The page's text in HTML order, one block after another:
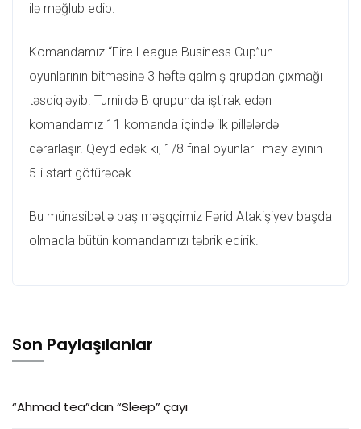
ilə məğlub edib.
Komandamız “Fire League Business Cup”un
oyunlarının bitməsinə 3 həftə qalmış qrupdan çıxmağı
təsdiqləyib. Turnirdə B qrupunda iştirak edən
komandamız 11 komanda içində ilk pillələrdə
qərarlaşır. Qeyd edək ki, 1/8 final oyunları may ayının
5-i start götürəcək.
Bu münasibətlə baş məşqçimiz Fərid Atakişiyev başda
olmaqla bütün komandamızı təbrik edirik.
Son Paylaşılanlar
“Ahmad tea”dan “Sleep” çayı